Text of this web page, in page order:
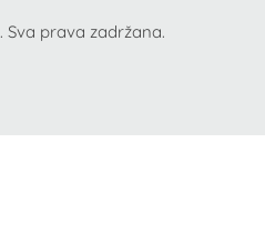
. Sva prava zadržana.